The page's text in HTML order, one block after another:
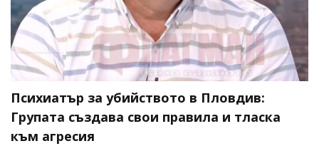
Психиатър за убийството в Пловдив:
Групата създава свои правила и тласка
към агресия